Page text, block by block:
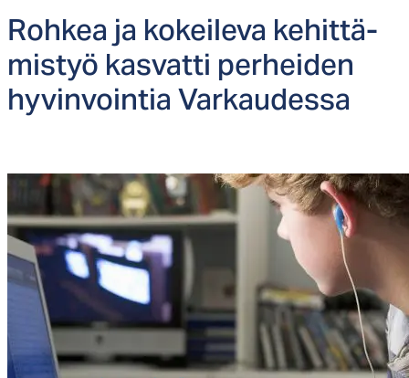
Roh­kea ja ko­kei­le­va ke­hit­tä­
mis­työ kas­vat­ti per­hei­den
hy­vin­voin­tia Var­kau­des­sa